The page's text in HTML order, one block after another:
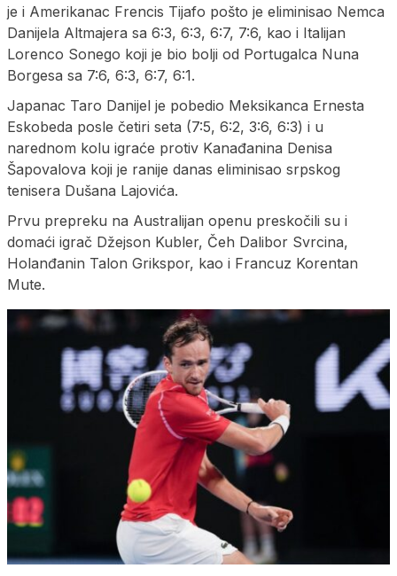
je i Amerikanac Frencis Tijafo pošto je eliminisao Nemca
Danijela Altmajera sa 6:3, 6:3, 6:7, 7:6, kao i Italijan
Lorenco Sonego koji je bio bolji od Portugalca Nuna
Borgesa sa 7:6, 6:3, 6:7, 6:1.
Japanac Taro Danijel je pobedio Meksikanca Ernesta
Eskobeda posle četiri seta (7:5, 6:2, 3:6, 6:3) i u
narednom kolu igraće protiv Kanađanina Denisa
Šapovalova koji je ranije danas eliminisao srpskog
tenisera Dušana Lajovića.
Prvu prepreku na Australijan openu preskočili su i
domaći igrač Džejson Kubler, Čeh Dalibor Svrcina,
Holanđanin Talon Grikspor, kao i Francuz Korentan
Mute.